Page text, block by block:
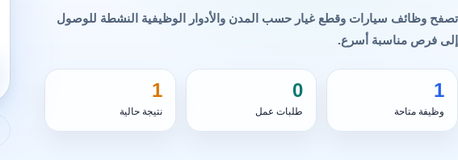
تصفح وظائف سيارات وقطع غيار حسب المدن والأدوار الوظيفية النشطة للوصول
إلى فرص مناسبة أسرع.
1
وظيفة متاحة
0
طلبات عمل
1
نتيجة حالية